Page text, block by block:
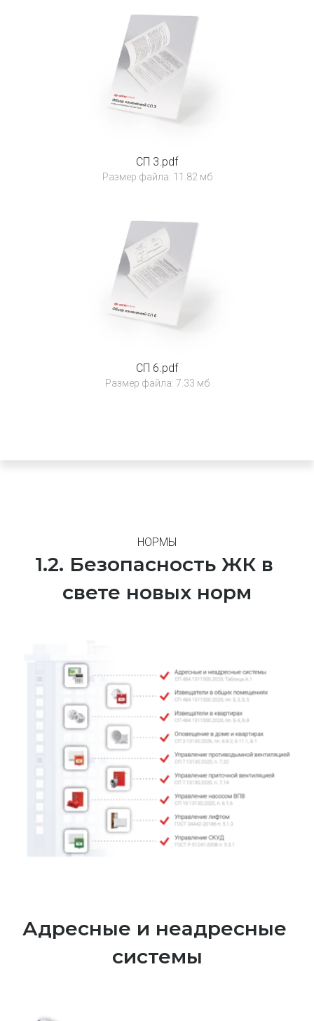
СП 3.pdf
Размер файла: 11.82 мб
СП 6.pdf
Размер файла: 7.33 мб
НОРМЫ
1.2. Безопасность ЖК в
свете новых норм
Адресные и неадресные
системы